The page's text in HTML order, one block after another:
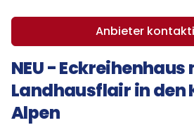
Anbieter
NEU - Eckreihenhaus
Landhausflair in den
Alpen